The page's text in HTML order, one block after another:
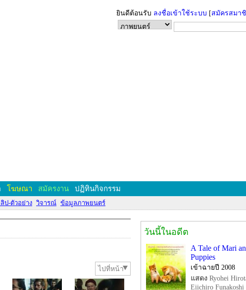
ยินดีต้อนรับ ลงชื่อเข้าใช้ระบบ [สมัครสมา
โฆษณา สมัครงาน ปฏิทินกิจกรรม
ป-ตัวอย่าง วิจารณ์ ข้อมูลภาพยนตร์
ไปที่หน้า
วันนี้ในอดีต
A Tale of Mari
Puppies
เข้าฉายปี 2008
แสดง Ryohei
Eiichiro Funakoshi